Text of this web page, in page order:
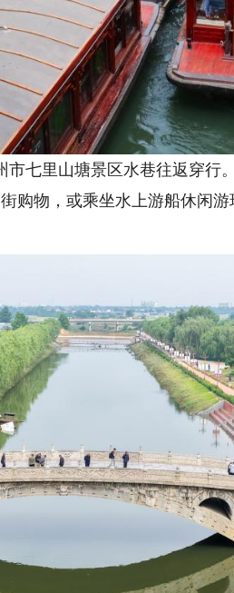
七里山塘景区水巷往返穿行
购物，或乘坐水上游船休闲游